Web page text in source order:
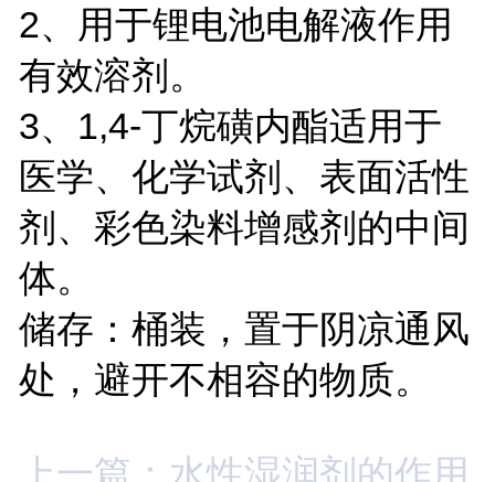
2、用于锂电池电解液作用
有效溶剂。
3、1,4-丁烷磺内酯适用于
医学、化学试剂、表面活性
剂、彩色染料增感剂的中间
体。
储存：桶装，置于阴凉通风
处，避开不相容的物质。
上一篇：水性湿润剂的作用